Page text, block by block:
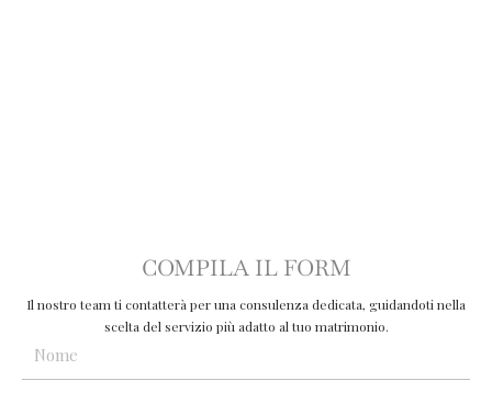
COMPILA IL FORM
Il nostro team ti contatterà per una consulenza dedicata, guidandoti nella
scelta del servizio più adatto al tuo matrimonio.